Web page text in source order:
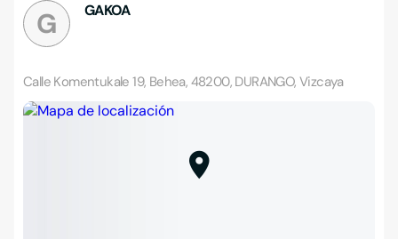
G GAKOA
Calle Komentukale 19, Behea, 48200, DURANGO, Vizcaya